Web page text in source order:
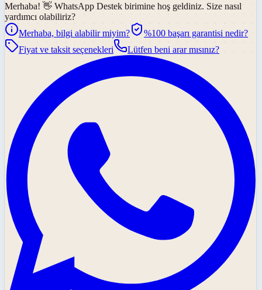
Merhaba! 👋 WhatsApp Destek birimine hoş geldiniz. Size nasıl
yardımcı olabiliriz?
Merhaba, bilgi alabilir miyim?
%100 başarı garantisi nedir?
Fiyat ve taksit seçenekleri
Lütfen beni arar mısınız?